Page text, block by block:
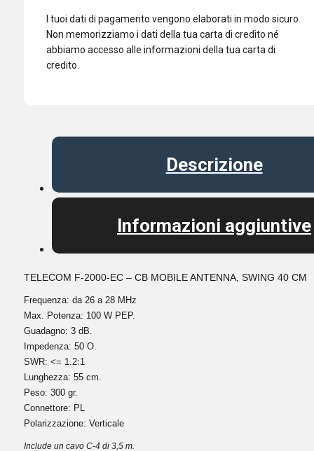
I tuoi dati di pagamento vengono elaborati in modo sicuro.
Non memorizziamo i dati della tua carta di credito né
abbiamo accesso alle informazioni della tua carta di
credito.
Descrizione
Informazioni aggiuntive
TELECOM F-2000-EC – CB MOBILE ANTENNA, SWING 40 CM
Frequenza: da 26 a 28 MHz
Max. Potenza: 100 W PEP.
Guadagno: 3 dB.
Impedenza: 50 O.
SWR: <= 1.2:1
Lunghezza: 55 cm.
Peso: 300 gr.
Connettore: PL
Polarizzazione: Verticale
Include un cavo C-4 di 3,5 m.